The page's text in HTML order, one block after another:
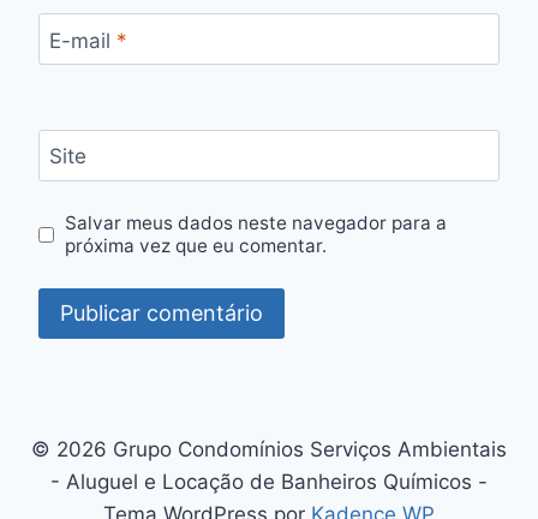
E-mail *
Site
Salvar meus dados neste navegador para a
próxima vez que eu comentar.
© 2026 Grupo Condomínios Serviços Ambientais
- Aluguel e Locação de Banheiros Químicos -